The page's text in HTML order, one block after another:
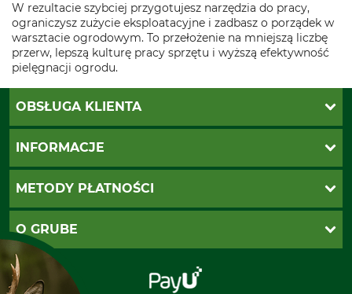
W rezultacie szybciej przygotujesz narzędzia do pracy,
ograniczysz zużycie eksploatacyjne i zadbasz o porządek w
warsztacie ogrodowym. To przełożenie na mniejszą liczbę
przerw, lepszą kulturę pracy sprzętu i wyższą efektywność
pielęgnacji ogrodu.
OBSŁUGA KLIENTA
Katalogi Grube
Ustawienia plików cookie
INFORMACJE
Koszty dostawy
Regulamin sklepu
Klauzula RODO
Odstąpienie od zamówienia
METODY PŁATNOŚCI
PayU
Za pobraniem (z dopłatą)
Polecenie zapłaty SEPA
O GRUBE
Sklep stacjonarny
Kontakt